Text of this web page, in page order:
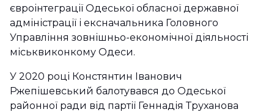
євроінтеграції Одеської обласної державної
адміністрації і ексначальника Головного
Управління зовнішньо-економічної діяльності
міськвиконкому Одеси.
У 2020 році Констянтин Іванович
Ржепішевський балотувався до Одеської
районної ради від партії Геннадія Труханова